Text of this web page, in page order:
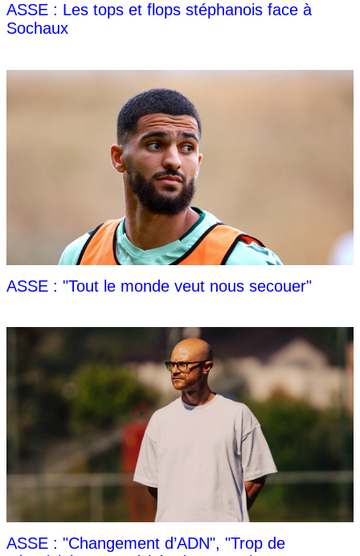
ASSE : Les tops et flops stéphanois face à
Sochaux
ASSE : "Tout le monde veut nous secouer"
ASSE : "Changement d’ADN", "Trop de